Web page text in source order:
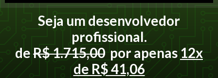
Seja um desenvolvedor
profissional.
deR$ 1.715,00 por apenas 12x
de R$ 41,06